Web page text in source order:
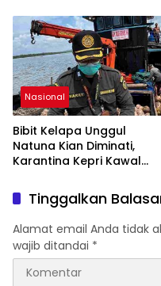
Nasional
Bibit Kelapa Unggul
Natuna Kian Diminati,
Karantina Kepri Kawal
BintanTinggalkan
Alamat email Anda tidak
wajib ditandai *